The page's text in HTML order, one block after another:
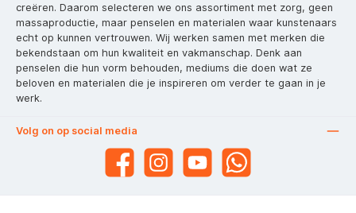
creëren. Daarom selecteren we ons assortiment met zorg, geen
massaproductie, maar penselen en materialen waar kunstenaars
echt op kunnen vertrouwen. Wij werken samen met merken die
bekendstaan om hun kwaliteit en vakmanschap. Denk aan
penselen die hun vorm behouden, mediums die doen wat ze
beloven en materialen die je inspireren om verder te gaan in je
werk.
Volg on op social media